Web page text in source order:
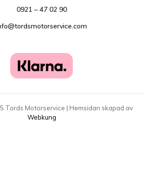
0921 – 47 02 90
Tords Motorservice | Hemsidan skapad av
Webkung